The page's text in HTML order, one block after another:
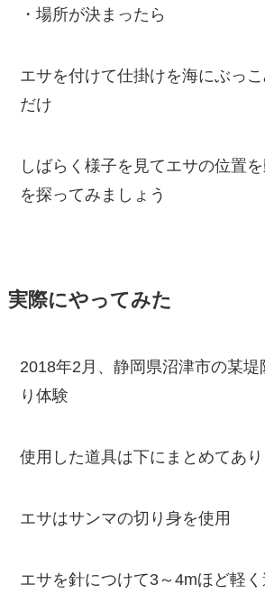
・場所が決まったら
エサを付けて仕掛けを海にぶっ
だけ
しばらく様子を見てエサの位置
を探ってみましょう
実際にやってみた
2018年2月、静岡県沼津市の某堤
り体験
使用した道具は下にまとめてあ
エサはサンマの切り身を使用
エサを針につけて3～4mほど軽